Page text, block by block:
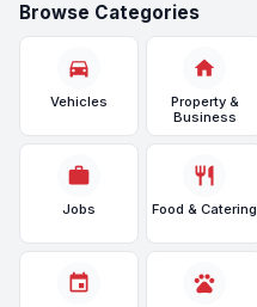
Browse Categories
directions_car
Vehicles
home
Property &
Business
work
Jobs
restaurant
Food & Catering
event pets